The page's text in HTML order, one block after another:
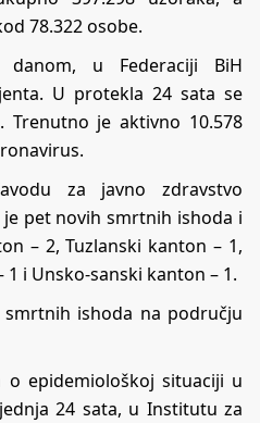
78.322 osobe.
danom, u Federaciji BiH
U protekla 24 sata se
Trenutno je aktivno 10.578
za javno zdravstvo
pet novih smrtnih ishoda i
– 2, Tuzlanski kanton – 1,
i Unsko-sanski kanton – 1.
ishoda na području
o epidemiološkoj situaciji u
24 sata, u Institutu za